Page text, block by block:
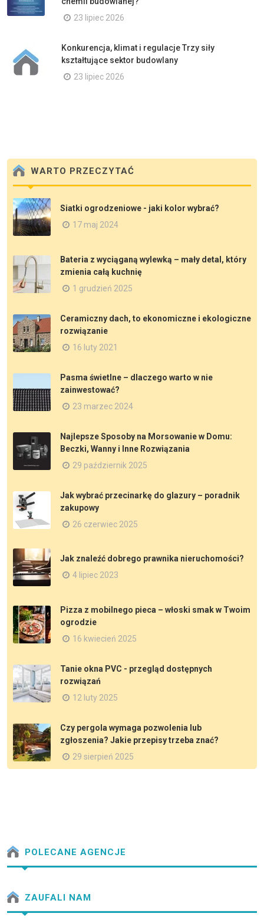
23 lipiec 2026
Konkurencja, klimat i regulacje Trzy siły
kształtujące sektor budowlany
23 lipiec 2026
WARTO PRZECZYTAĆ
Siatki ogrodzeniowe - jaki kolor wybrać?
17 maj 2024
Bateria z wyciąganą wylewką – mały detal, który
zmienia całą kuchnię
1 grudzień 2025
Ceramiczny dach, to ekonomiczne i ekologiczne
rozwiązanie
16 luty 2021
Pasma świetlne – dlaczego warto w nie
zainwestować?
23 marzec 2024
Najlepsze Sposoby na Morsowanie w Domu:
Beczki, Wanny i Inne Rozwiązania
29 październik 2025
Jak wybrać przecinarkę do glazury – poradnik
zakupowy
26 czerwiec 2025
Jak znaleźć dobrego prawnika nieruchomości?
4 lipiec 2023
Pizza z mobilnego pieca – włoski smak w Twoim
ogrodzie
16 kwiecień 2025
Tanie okna PVC - przegląd dostępnych
rozwiązań
12 luty 2025
Czy pergola wymaga pozwolenia lub
zgłoszenia? Jakie przepisy trzeba znać?
29 sierpień 2025
POLECANE AGENCJE
ZAUFALI NAM